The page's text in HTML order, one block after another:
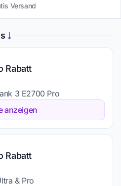
Versand
Rabatt
3 E2700 Pro
anzeigen
Rabatt
& Pro